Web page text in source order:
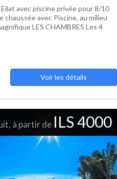
avec piscine privée pour 8/10
chaussée avec Piscine, au milieu
LES CHAMBRES Les 4
Voir les détails
à partir de ILS 4000